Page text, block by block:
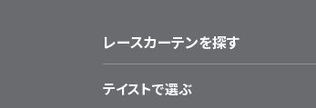
レースカーテンを探す
テイストで選ぶ